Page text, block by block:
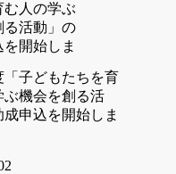
「子どもたちを育
ぶ機会を創る活
申込を開始しま